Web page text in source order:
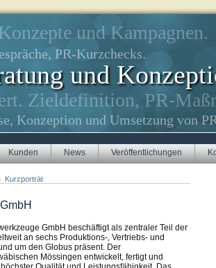
Kunden News Veröffentlichungen
Kurzporträt
GmbH beschäftigt als zentraler Teil der
an sechs Produktions-, Vertriebs- und
um den Globus präsent. Der
Mössingen entwickelt, fertigt und
und
und Kampagnen.
PR-Kurzchecks.
Zieldefinition, PR-
Konzeption und Umsetzung von